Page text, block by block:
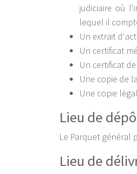
judiciaire où
lequel il
Un extrait
Un certificat
Un certificat
Une copie de
Une copie
Lieu de
Le Parquet général
Lieu de